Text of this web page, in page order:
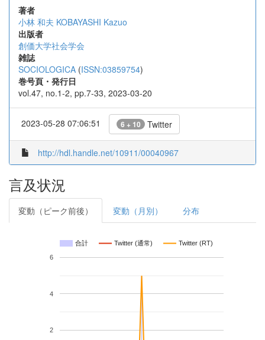
著者
小林 和夫 KOBAYASHI Kazuo
出版者
創価大学社会学会
雑誌
SOCIOLOGICA (ISSN:03859754)
巻号頁・発行日
vol.47, no.1-2, pp.7-33, 2023-03-20
2023-05-28 07:06:51 6 + 10 Twitter
http://hdl.handle.net/10911/00040967
言及状況
変動（ピーク前後） 変動（月別） 分布
合計 Twitter (通常) Twitter (RT)
2
4
6